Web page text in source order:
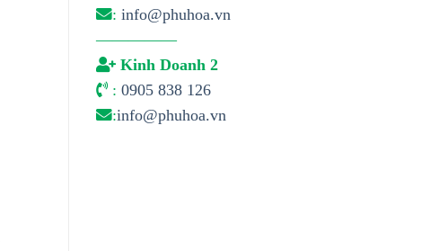
: info@phuhoa.vn
—————
Kinh Doanh 2
: 0905 838 126
:info@phuhoa.vn